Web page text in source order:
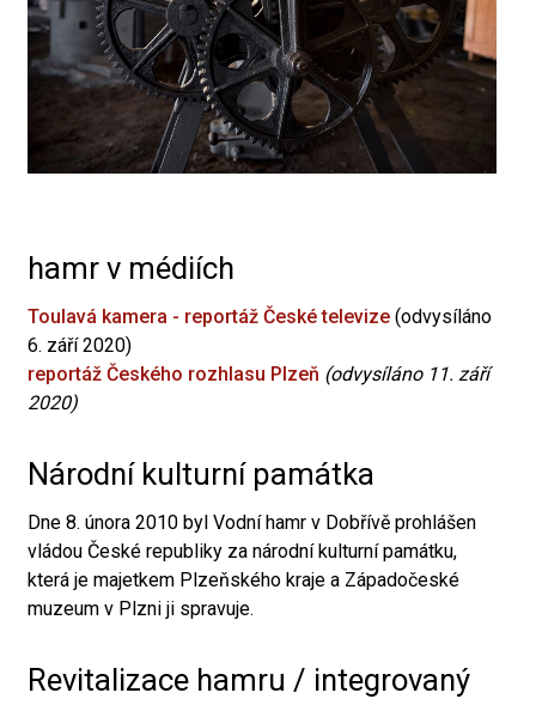
hamr v médiích
Toulavá kamera - reportáž České televize (odvysíláno
6. září 2020)
reportáž Českého rozhlasu Plzeň (odvysíláno 11. září
2020)
Národní kulturní památka
Dne 8. února 2010 byl Vodní hamr v Dobřívě prohlášen
vládou České republiky za národní kulturní památku,
která je majetkem Plzeňského kraje a Západočeské
muzeum v Plzni ji spravuje.
Revitalizace hamru / integrovaný